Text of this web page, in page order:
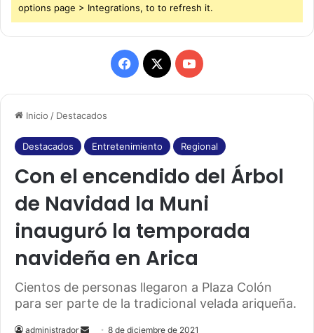
Inicio / Destacados
Destacados Entretenimiento Regional
Con el encendido del Árbol
de Navidad la Muni
inauguró la temporada
navideña en Arica
Cientos de personas llegaron a Plaza Colón
para ser parte de la tradicional velada ariqueña.
administrador 8 de diciembre de 2021
options page > Integrations, to to refresh it.
F
a
e
b
o
k
X
Y
o
T
u
b
e